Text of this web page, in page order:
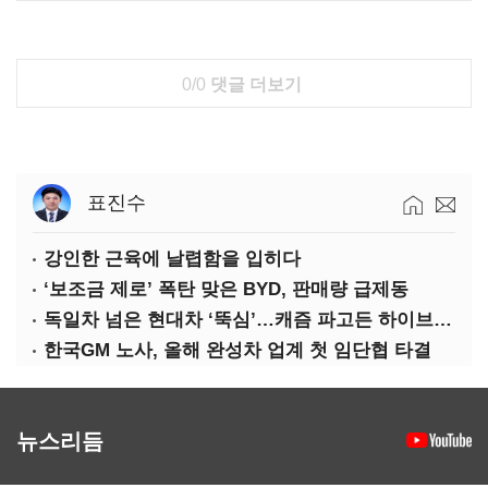
0/0 댓글 더보기
표진수
강인한 근육에 날렵함을 입히다
‘보조금 제로’ 폭탄 맞은 BYD, 판매량 급제동
독일차 넘은 현대차 ‘뚝심’…캐즘 파고든 하이브리드 역전극
한국GM 노사, 올해 완성차 업계 첫 임단협 타결
뉴스리듬